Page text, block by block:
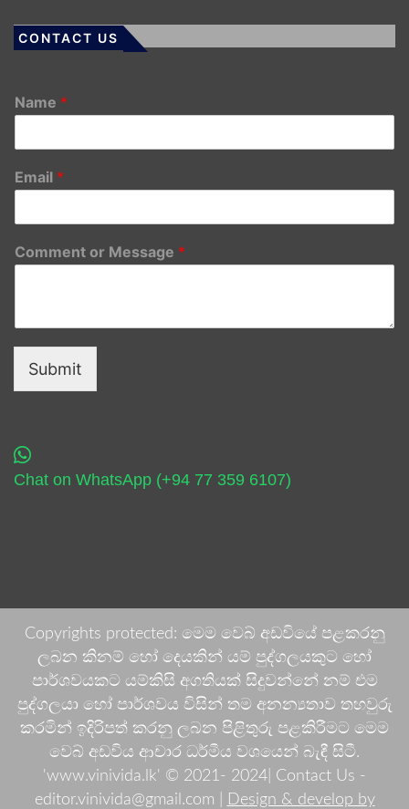
CONTACT US
Name *
Email *
Comment or Message *
Submit
Chat on WhatsApp (+94 77 359 6107)
Copyrights protected: මෙම වෙබ් අඩවියේ පළකරනු
ලබන කිනම් හෝ දෙයකින් යම් පුද්ගලයකුට හෝ
පාර්ශවයකට යම්කිසි අගතියක් සිදුවන්නේ නම් එම
පුද්ගලයා හෝ පාර්ශවය විසින් තම අනන්‍යතාව තහවුරු
කරමින් ඉදිරිපත් කරනු ලබන පිළිතුරු පළකිරීමට මෙම
වෙබ් අඩවිය ආචාර ධර්මීය වශයෙන් බැඳී සිටී.
'www.vinivida.lk' © 2021- 2024| Contact Us -
editor.vinivida@gmail.com |
Design & develop by